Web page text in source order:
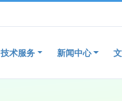
技术服务 新闻中心